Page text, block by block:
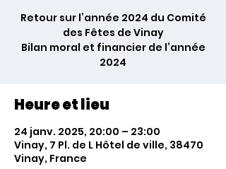
Retour sur l’année 2024 du Comité
des Fêtes de Vinay
Bilan moral et financier de l’année
2024
Heure et lieu
24 janv. 2025, 20:00 – 23:00
Vinay, 7 Pl. de L Hôtel de ville, 38470
Vinay, France